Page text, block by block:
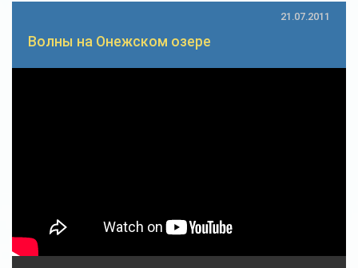
21.07.2011
Волны на Онежском озере